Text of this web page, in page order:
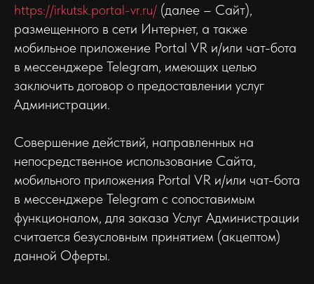
https://irkutsk.portal-vr.ru/ (далее – Сайт),
размещенного в сети Интернет, а также
мобильное приложение Portal VR и/или чат-бота
в мессенджере Telegram, имеющих целью
заключить договор о предоставлении услуг
Администрации.
Совершение действий, направленных на
непосредственное использование Сайта,
мобильного приложения Portal VR и/или чат-бота
в мессенджере Telegram c сопоставимым
функционалом, для заказа Услуг Администрации
считается безусловным принятием (акцептом)
данной Оферты.